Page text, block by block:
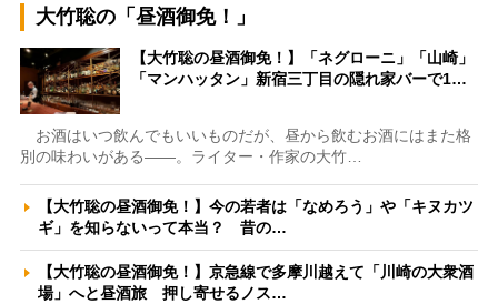
大竹聡の「昼酒御免！」
【大竹聡の昼酒御免！】「ネグローニ」「山崎」
「マンハッタン」新宿三丁目の隠れ家バーで1…
お酒はいつ飲んでもいいものだが、昼から飲むお酒にはまた格
別の味わいがある――。ライター・作家の大竹…
【大竹聡の昼酒御免！】今の若者は「なめろう」や「キヌカツ
ギ」を知らないって本当？ 昔の…
【大竹聡の昼酒御免！】京急線で多摩川越えて「川崎の大衆酒
場」へと昼酒旅 押し寄せるノス…